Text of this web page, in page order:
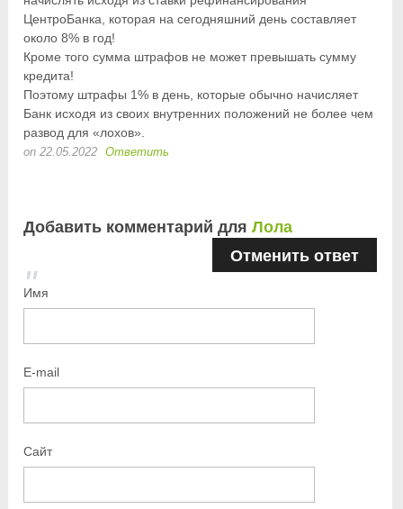
ЦентроБанка, которая на сегодняшний день составляет
около 8% в год!
Кроме того сумма штрафов не может превышать сумму
кредита!
Поэтому штрафы 1% в день, которые обычно начисляет
Банк исходя из своих внутренних положений не более чем
развод для «лохов».
on 22.05.2022 Ответить
Добавить комментарий дляЛола
Отменить ответ
Имя
E-mail
Сайт